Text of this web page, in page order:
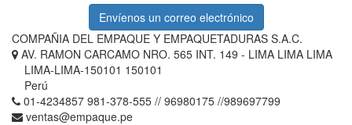
Envíenos un correo electrónico
COMPAÑIA DEL EMPAQUE Y EMPAQUETADURAS S.A.C.
AV. RAMON CARCAMO NRO. 565 INT. 149 - LIMA LIMA LIMA
LIMA-LIMA-150101 150101
Perú
01-4234857 981-378-555 // 96980175 //989697799
ventas@empaque.pe